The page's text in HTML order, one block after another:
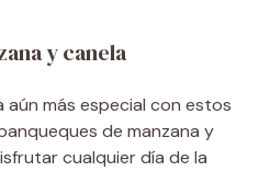
y canela
aún más especial con estos
de manzana y
cualquier día de la